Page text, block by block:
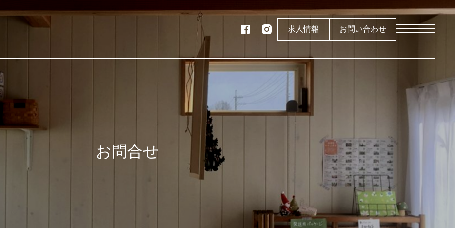
総合建設業 有限会社 小田製作所 求人情報 お問い合わせ
お問合せ